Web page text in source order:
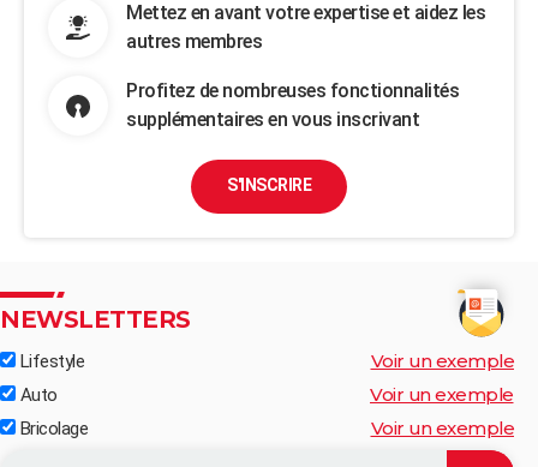
Mettez en avant votre expertise et aidez les
autres membres
Profitez de nombreuses fonctionnalités
supplémentaires en vous inscrivant
S'INSCRIRE
NEWSLETTERS
Lifestyle Voir un exemple
Auto Voir un exemple
Bricolage Voir un exemple